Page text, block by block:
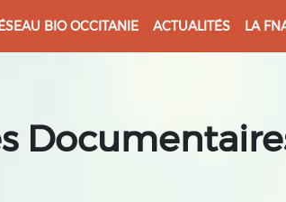
BIO OCCITANIE ACTUALITÉS LA